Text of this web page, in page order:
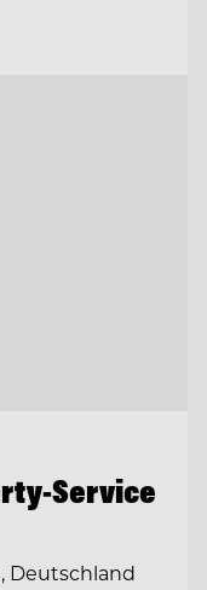
Service
Deutschland